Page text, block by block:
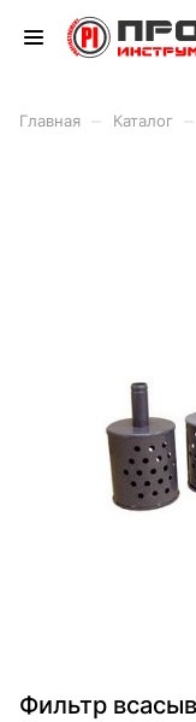
Главная Каталог
Фильтр